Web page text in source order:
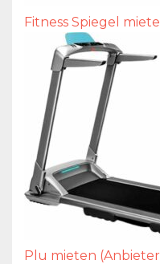
Fitness Spiegel
Plu mieten